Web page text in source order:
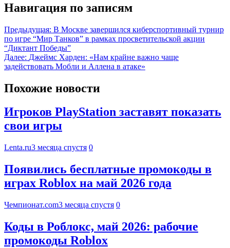
Навигация по записям
Предыдущая: В Москве завершился киберспортивный турнир
по игре “Мир Танков” в рамках просветительской акции
“Диктант Победы”
Далее: Джеймс Харден: «Нам крайне важно чаще
задействовать Мобли и Аллена в атаке»
Похожие новости
Игроков PlayStation заставят показать
свои игры
Lenta.ru3 месяца спустя 0
Появились бесплатные промокоды в
играх Roblox на май 2026 года
Чемпионат.com3 месяца спустя 0
Коды в Роблокс, май 2026: рабочие
промокоды Roblox